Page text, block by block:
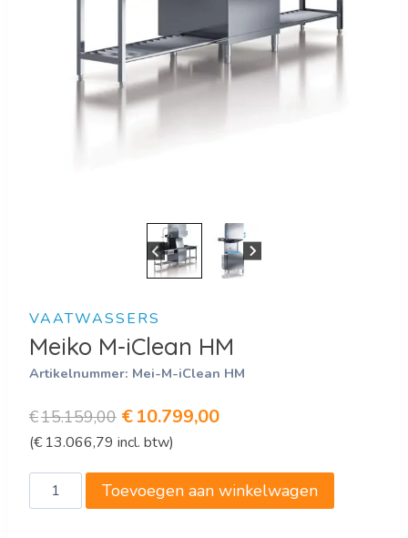
VAATWASSERS
Meiko M-iClean HM
Artikelnummer: Mei-M-iClean HM
€15.159,00 Oorspronkelijke
prijs
was:
€15.159,00.
€10.799,00Huidige
is:
€10.799,00.
(€ 13.066,79 incl. btw)
Meiko
M-
Toevoegen aan winkelwagen